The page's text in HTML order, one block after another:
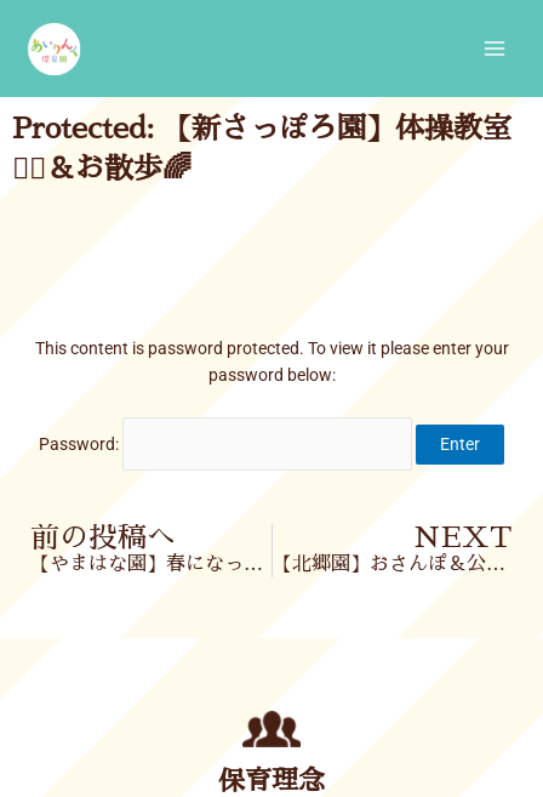
content
Protected: 【新さっぽろ園】体操教室
🤸‍♂️＆お散歩🌈
This content is password protected. To view it please enter your
password below:
Password:
Prev
前の投稿へ
【やまはな園】春になってきました🌸
NEXT
【北郷園】おさんぽ＆公園へ🌞
保育理念